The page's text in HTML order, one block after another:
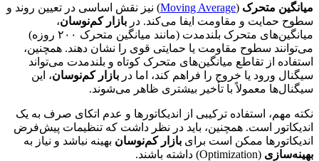
میانگین متحرک (
Moving Average) نیز نقش اساسی در تعیین روند و
سطوح حمایت و مقاومت ایفا می‌کند. در بازار کم‌نوسان،
میانگین‌های متحرک بلندمدت (مانند میانگین متحرک ۲۰۰ روزه)
می‌توانند سطوح مقاومت یا حمایتی قوی را نشان دهند. همچنین،
استفاده از تقاطع میانگین‌های متحرک کوتاه و بلندمدت می‌تواند
سیگنال ورود یا خروج را فراهم کند، اما در بازار کم‌نوسان، این
سیگنال‌ها معمولاً با تأخیر بیشتری ظاهر می‌شوند.
نکته مهم، استفاده ترکیبی از اندیکاتورها و عدم اتکای صرف به یک
اندیکاتور است. همچنین، باید در نظر داشت که تنظیمات پیش‌فرض
اندیکاتورها ممکن است برای بازار کم‌نوسان بهینه نباشد و نیاز به
بهینه‌سازی (Optimization) داشته باشند.